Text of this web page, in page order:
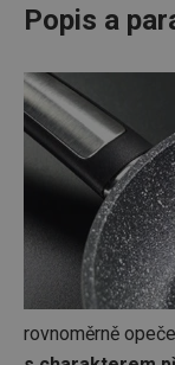
Popis a
rovnoměrně